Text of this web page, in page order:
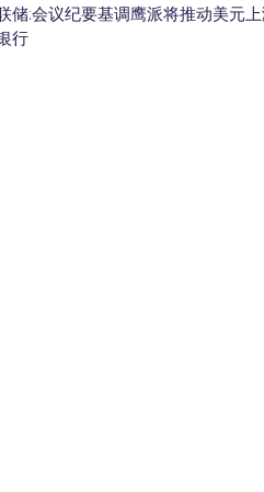
储:会议纪要基调鹰派将推动美元
行